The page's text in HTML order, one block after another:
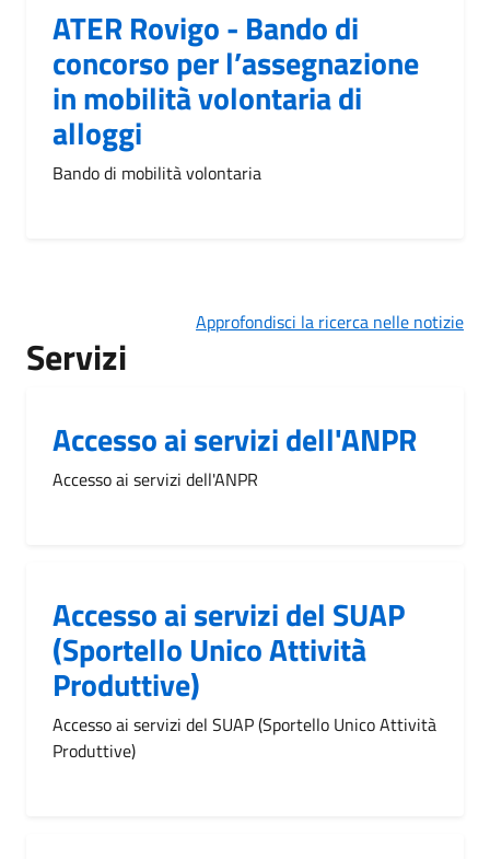
ATER Rovigo - Bando di
concorso per l’assegnazione
in mobilità volontaria di
alloggi
Bando di mobilità volontaria
Approfondisci la ricerca nelle notizie
Servizi
Accesso ai servizi dell'ANPR
Accesso ai servizi dell'ANPR
Accesso ai servizi del SUAP
(Sportello Unico Attività
Produttive)
Accesso ai servizi del SUAP (Sportello Unico Attività
Produttive)